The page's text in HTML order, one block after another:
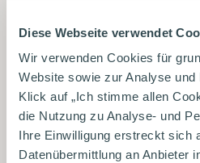
Diese Webseite verwendet
Wir verwenden Cookies für
Website sowie zur Analyse
Klick auf „Ich stimme allen
die Nutzung zu Analyse- und
Ihre Einwilligung erstreckt sich
Datenübermittlung an Anbieter
5.
2017